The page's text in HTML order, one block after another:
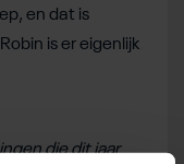
en dat is
is er eigenlijk
die dit jaar